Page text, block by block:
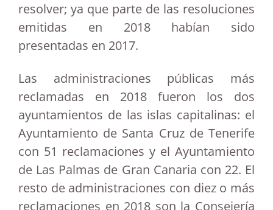
resolver; ya que parte de las resoluciones
emitidas en 2018 habían sido
presentadas en 2017.
Las administraciones públicas más
reclamadas en 2018 fueron los dos
ayuntamientos de las islas capitalinas: el
Ayuntamiento de Santa Cruz de Tenerife
con 51 reclamaciones y el Ayuntamiento
de Las Palmas de Gran Canaria con 22. El
resto de administraciones con diez o más
reclamaciones en 2018 son la Consejería